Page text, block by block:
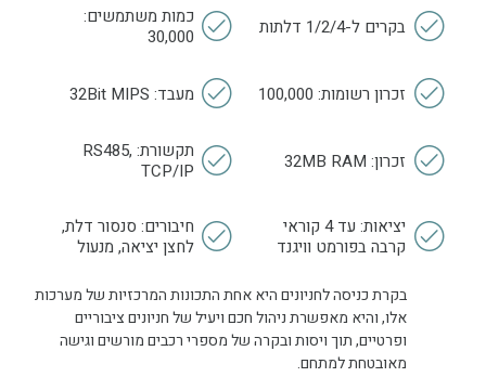
בקרים ל-1/2/4 דלתות
כמות משתמשים:
30,000
זכרון רשומות: 100,000 מעבד: 32Bit MIPS
זכרון: 32MB RAM
תקשורת: RS485,
TCP/IP
יציאות: עד 4 קוראי
קרבה בפורמט וויגנד
חיבורים: סנסור דלת,
לחצן יציאה, מנעול
בקרת כניסה לחניונים היא אחת התכונות המרכזיות של מערכות
אלו, והיא מאפשרת ניהול חכם ויעיל של חניונים ציבוריים
ופרטיים, תוך ויסות ובקרה של מספרי רכבים מורשים וגישה
מאובטחת למתחם.